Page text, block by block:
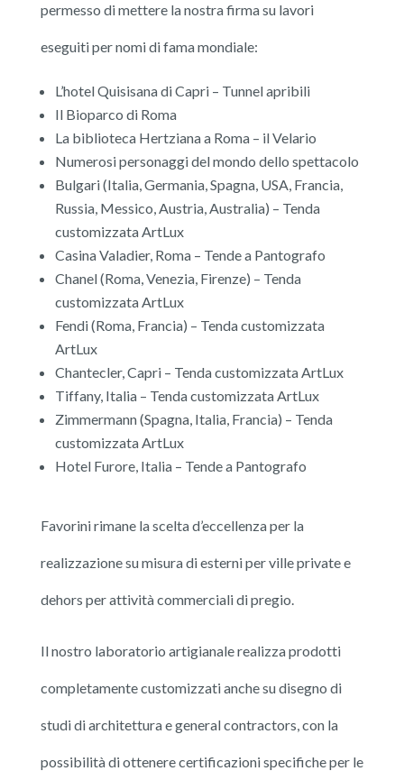
permesso di mettere la nostra firma su lavori
eseguiti per nomi di fama mondiale:
L’hotel Quisisana di Capri – Tunnel apribili
Il Bioparco di Roma
La biblioteca Hertziana a Roma – il Velario
Numerosi personaggi del mondo dello spettacolo
Bulgari (Italia, Germania, Spagna, USA, Francia,
Russia, Messico, Austria, Australia) – Tenda
customizzata ArtLux
Casina Valadier, Roma – Tende a Pantografo
Chanel (Roma, Venezia, Firenze) – Tenda
customizzata ArtLux
Fendi (Roma, Francia) – Tenda customizzata
ArtLux
Chantecler, Capri – Tenda customizzata ArtLux
Tiffany, Italia – Tenda customizzata ArtLux
Zimmermann (Spagna, Italia, Francia) – Tenda
customizzata ArtLux
Hotel Furore, Italia – Tende a Pantografo
Favorini rimane la scelta d’eccellenza per la
realizzazione su misura di esterni per ville private e
dehors per attività commerciali di pregio.
Il nostro laboratorio artigianale realizza prodotti
completamente customizzati anche su disegno di
studi di architettura e general contractors, con la
possibilità di ottenere certificazioni specifiche per le